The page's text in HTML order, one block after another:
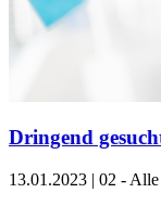
Dringend
13.01.2023 | 02 -